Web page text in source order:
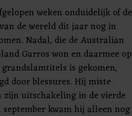
weken onduidelijk of de
de wereld dit jaar nog in
Nadal, die de Australian
Garros won en daarmee op
is gekomen,
door blessures. Hij miste
zijn uitschakeling in de vierde
kwam hij alleen nog